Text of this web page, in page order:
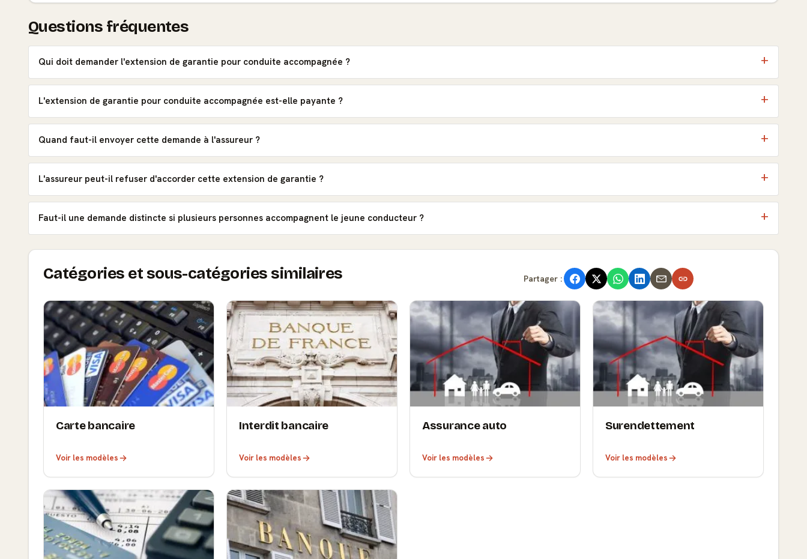
Questions fréquentes
Qui doit demander l'extension de garantie pour conduite accompagnée ?
L'extension de garantie pour conduite accompagnée est-elle payante ?
Quand faut-il envoyer cette demande à l'assureur ?
L'assureur peut-il refuser d'accorder cette extension de garantie ?
Faut-il une demande distincte si plusieurs personnes accompagnent le jeune conducteur ?
Catégories et sous-catégories similaires Partager :
Carte bancaire
Voir les modèles
Interdit bancaire
Voir les modèles
Assurance auto
Voir les modèles
Surendettement
Voir les modèles